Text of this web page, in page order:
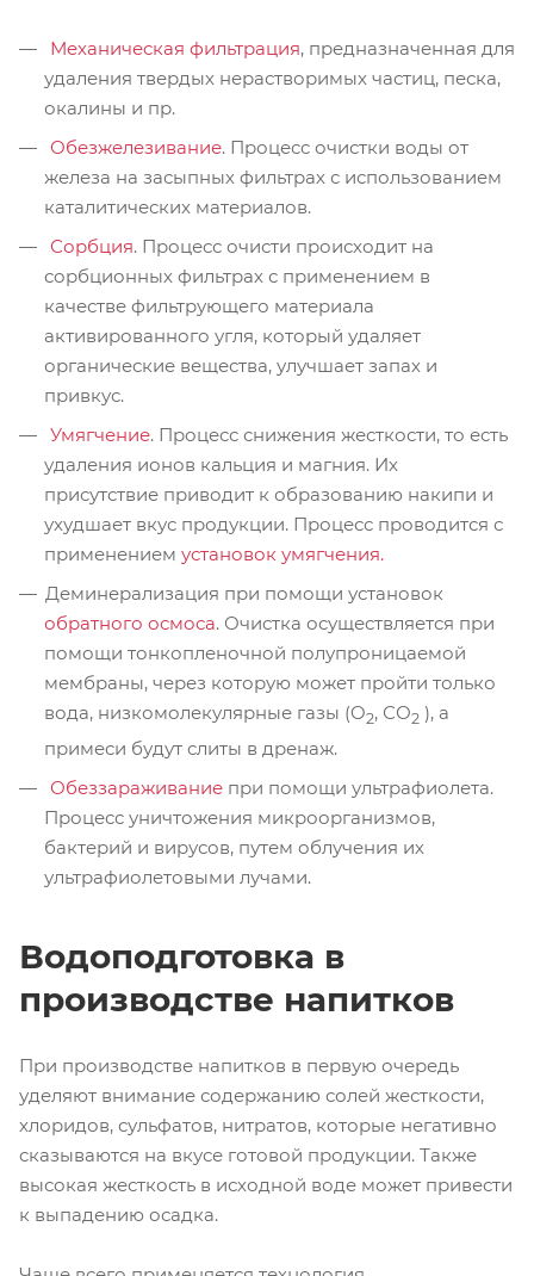
Механическая фильтрация, предназначенная для
удаления твердых нерастворимых частиц, песка,
окалины и пр.
Обезжелезивание. Процесс очистки воды от
железа на засыпных фильтрах с использованием
каталитических материалов.
Сорбция. Процесс очисти происходит на
сорбционных фильтрах с применением в
качестве фильтрующего материала
активированного угля, который удаляет
органические вещества, улучшает запах и
привкус.
Умягчение. Процесс снижения жесткости, то есть
удаления ионов кальция и магния. Их
присутствие приводит к образованию накипи и
ухудшает вкус продукции. Процесс проводится с
применением установок умягчения.
Деминерализация при помощи установок
обратного осмоса. Очистка осуществляется при
помощи тонкопленочной полупроницаемой
мембраны, через которую может пройти только
вода, низкомолекулярные газы (O2, СО2 ), а
примеси будут слиты в дренаж.
Обеззараживание при помощи ультрафиолета.
Процесс уничтожения микроорганизмов,
бактерий и вирусов, путем облучения их
ультрафиолетовыми лучами.
Водоподготовка в
производстве напитков
При производстве напитков в первую очередь
уделяют внимание содержанию солей жесткости,
хлоридов, сульфатов, нитратов, которые негативно
сказываются на вкусе готовой продукции. Также
высокая жесткость в исходной воде может привести
к выпадению осадка.